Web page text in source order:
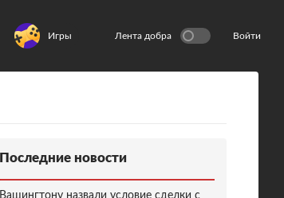
Игры Лента добра Войти
Последние новости
Вашингтону назвали условие сделки с